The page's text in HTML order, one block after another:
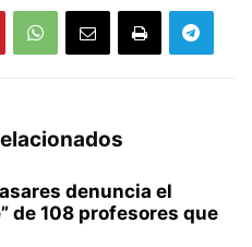
denuncia el
de 108 profesores que